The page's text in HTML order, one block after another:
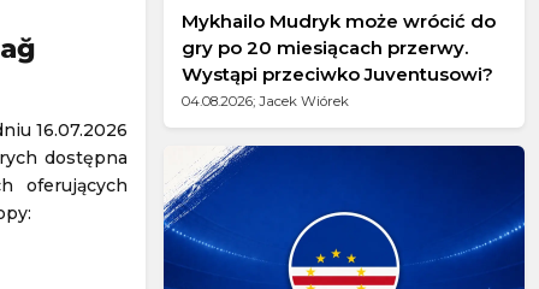
16.07.2026
dostępna
oferujących
Mykhailo Mudryk może wrócić do
gry po 20 miesiącach przerwy.
Wystąpi przeciwko Juventusowi?
04.08.2026; Jacek Wiórek